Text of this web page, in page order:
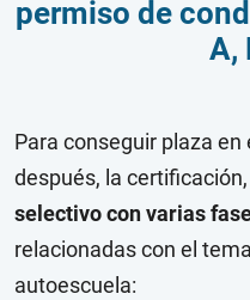
permiso de
A,
Para conseguir plaza en
después, la
selectivo con varias
relacionadas con el
autoescuela: